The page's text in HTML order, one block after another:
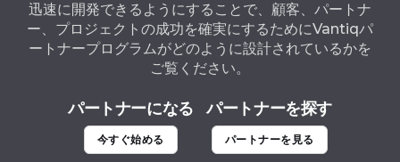
迅速に開発できるようにすることで、顧客、パートナ
ー、プロジェクトの成功を確実にするためにVantiqパ
ートナープログラムがどのように設計されているかを
ご覧ください。
パートナーになる
今すぐ始める
パートナーを探す
パートナーを見る